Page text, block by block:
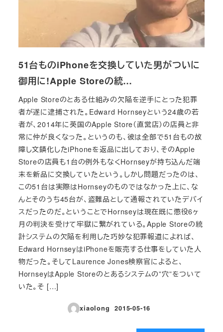
51台ものiPhoneを交換していた男がついに
御用に!Apple Storeの統…
Apple Storeのとある仕組みの欠陥を逆手にとった犯罪
者が遂に逮捕された。Edward Hornseyという24歳の若
者が、2014年に英国のApple Store（直営店）の店員と非
常に仲が良くなった。というのも、彼は全部で51台もの故
障し文鎮化したiPhoneを返品に出しており、そのApple
Storeの店員も1台の例外もなくHornseyが持ち込んだ端
末を新品に交換していたという。しかし問題だったのは、
この51台は実際はHornseyのものではなかった上に、な
んとそのうち45台が、盗難品として通報されていたデバイ
スだったのだ。ということでHornseyは現在既に懲役6ヶ
月の判決を受けて牢獄に繋がれている。Apple Storeの統
計システムの欠陥を利用した巧妙な犯罪報道によれば、
Edward HornseyはiPhoneを販売する仕事をしていた人
物だった。そしてLaurence Jones検察官によると、
HornseyはApple Storeのとあるシステムの”穴”をついて
いた。そ […]
xiaolong
投稿日
2015-05-16